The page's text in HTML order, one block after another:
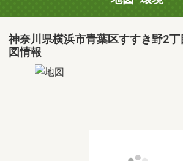
神奈川県横浜市青葉区すすき野2
図情報